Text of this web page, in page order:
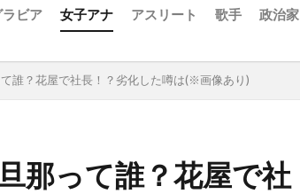
ラビア 女子アナ アスリート 歌手 政治家
誰？花屋で社長！？劣化した噂は(※画像あり)
那って誰？花屋で社